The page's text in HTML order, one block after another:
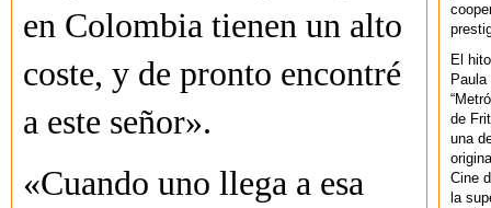
en Colombia tienen un alto
coste, y de pronto encontré
a este señor».
«Cuando uno llega a esa
El
de
una
Cine
la